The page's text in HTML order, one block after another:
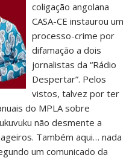
coligação angolana
CASA-CE instaurou um
processo-crime por
difamação a dois
jornalistas da “Rádio
Despertar”. Pelos
vistos, talvez por ter
do MPLA sobre
não desmente a
Também aqui… nada
um comunicado da